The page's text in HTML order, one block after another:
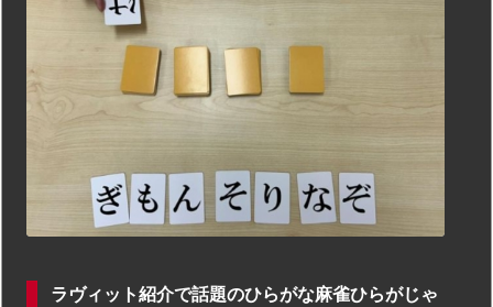
ラヴィット紹介で話題のひらがな麻雀ひらがじゃ